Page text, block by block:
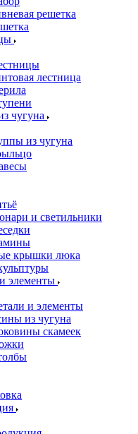
решетка
лестница
чугуна
из чугуна
и светильники
крышки люка
элементы
и элементы
из чугуна
скамеек